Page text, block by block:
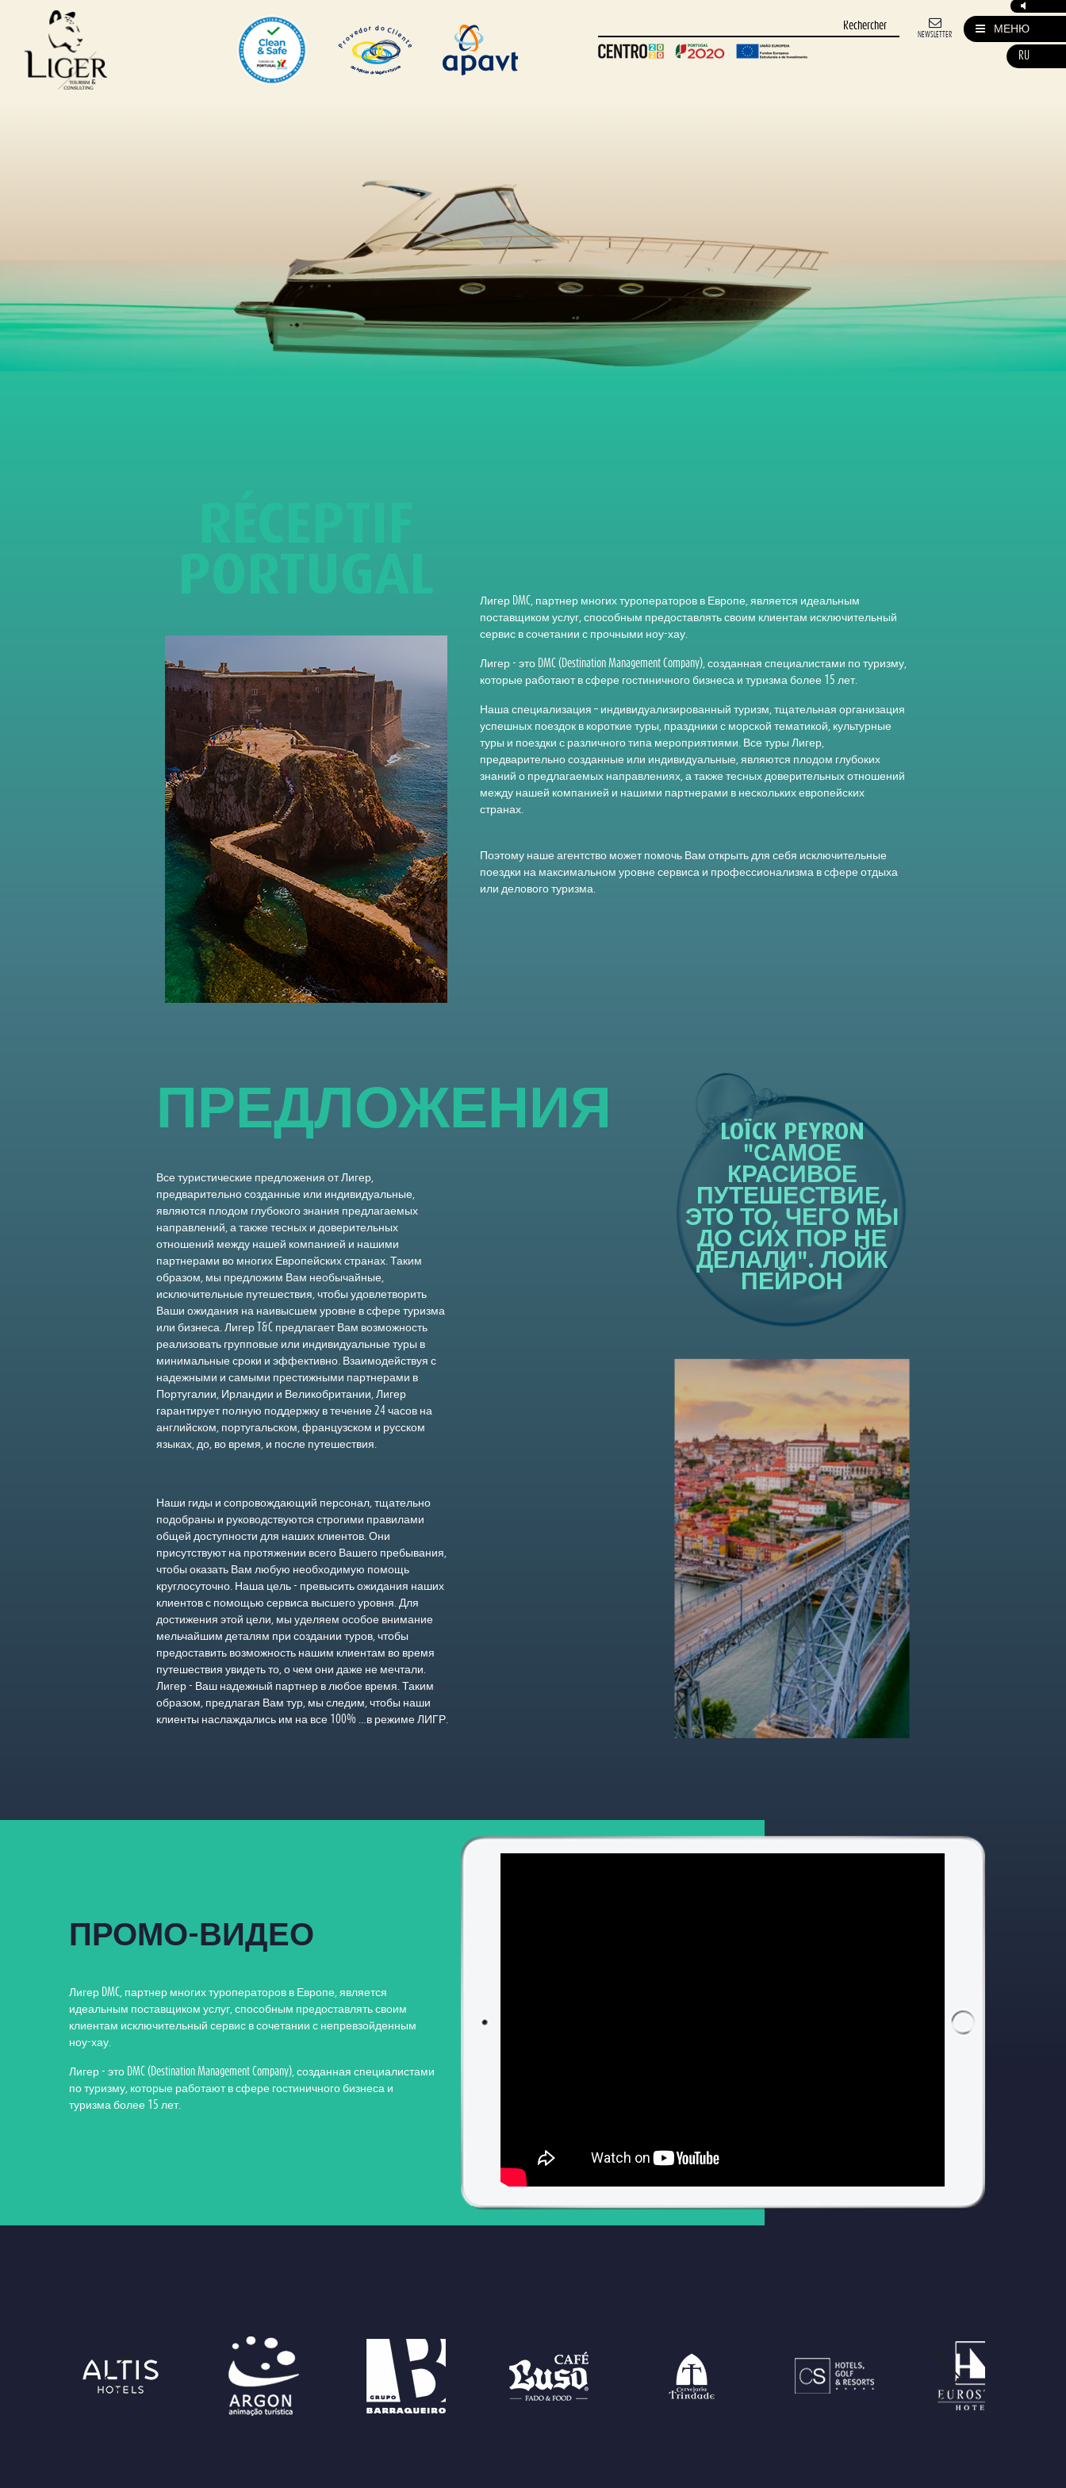
NEWSLETTER
МЕНЮ
RU
PO RTUGA L
Лигер DMC, партнер многих туроператоров в Европе, является идеальным
поставщиком услуг, способным предоставлять своим клиентам исключительный
сервис в сочетании с прочными ноу-хау.
Лигер - это DMC (Destination Management Company), созданная специалистами по туризму,
которые работают в сфере гостиничного бизнеса и туризма более 15 лет.
Наша специализация – индивидуализированный туризм, тщательная организация
успешных поездок в короткие туры, праздники с морской тематикой, культурные
туры и поездки с различного типа мероприятиями. Все туры Лигер,
предварительно созданные или индивидуальные, являются плодом глубоких
знаний о предлагаемых направлениях, а также тесных доверительных отношений
между нашей компанией и нашими партнерами в нескольких европейских
странах.
Поэтому наше агентство может помочь Вам открыть для себя исключительные
поездки на максимальном уровне сервиса и профессионализма в сфере отдыха
или делового туризма.
ПРЕДЛОЖЕНИЯ
Все туристические предложения от Лигер,
предварительно созданные или индивидуальные,
являются плодом глубокого знания предлагаемых
направлений, а также тесных и доверительных
отношений между нашей компанией и нашими
партнерами во многих Европейских странах. Таким
образом, мы предложим Вам необычайные,
исключительные путешествия, чтобы удовлетворить
Ваши ожидания на наивысшем уровне в сфере туризма
или бизнеса. Лигер T&C предлагает Вам возможность
реализовать групповые или индивидуальные туры в
минимальные сроки и эффективно. Взаимодействуя с
надежными и самыми престижными партнерами в
Португалии, Ирландии и Великобритании, Лигер
гарантирует полную поддержку в течение 24 часов на
английском, португальском, французском и русском
языках, до, во время, и после путешествия.
Наши гиды и сопровождающий персонал, тщательно
подобраны и руководствуются строгими правилами
общей доступности для наших клиентов. Они
присутствуют на протяжении всего Вашего пребывания,
чтобы оказать Вам любую необходимую помощь
круглосуточно. Наша цель - превысить ожидания наших
клиентов с помощью сервиса высшего уровня. Для
достижения этой цели, мы уделяем особое внимание
мельчайшим деталям при создании туров, чтобы
предоставить возможность нашим клиентам во время
путешествия увидеть то, о чем они даже не мечтали.
Лигер - Ваш надежный партнер в любое время. Таким
образом, предлагая Вам тур, мы следим, чтобы наши
клиенты наслаждались им на все 100% …в режиме ЛИГР.
LOÏCK PEYRON
"САМОЕ
КРАСИВОЕ
ПУТЕШЕСТВИЕ,
ЭТО ТО, ЧЕГО МЫ
ДО СИХ ПОР НЕ
ДЕЛАЛИ". ЛОЙК
ПЕЙРОН
ПРОМО-ВИДЕО
Лигер DMC, партнер многих туроператоров в Европе, является
идеальным поставщиком услуг, способным предоставлять своим
клиентам исключительный сервис в сочетании с непревзойденным
ноу-хау.
Лигер - это DMC (Destination Management Company), созданная специалистами
по туризму, которые работают в сфере гостиничного бизнеса и
туризма более 15 лет.